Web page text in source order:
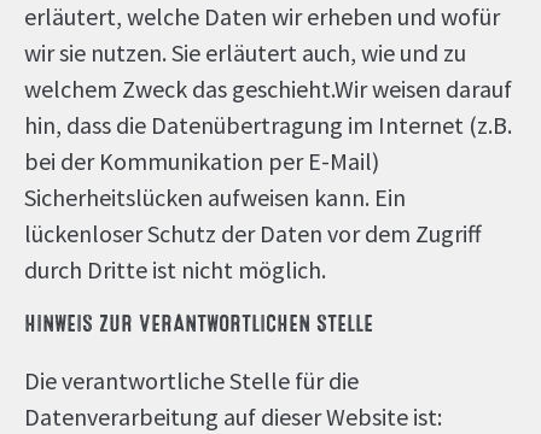
erläutert, welche Daten wir erheben und wofür
wir sie nutzen. Sie erläutert auch, wie und zu
welchem Zweck das geschieht.Wir weisen darauf
hin, dass die Datenübertragung im Internet (z.B.
bei der Kommunikation per E-Mail)
Sicherheitslücken aufweisen kann. Ein
lückenloser Schutz der Daten vor dem Zugriff
durch Dritte ist nicht möglich.
HINWEIS ZUR VERANTWORTLICHEN STELLE
Die verantwortliche Stelle für die
Datenverarbeitung auf dieser Website ist: